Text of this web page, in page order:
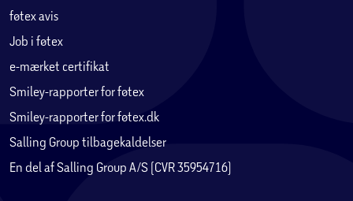
føtex avis
Job i føtex
e-mærket certifikat
Smiley-rapporter for føtex
Smiley-rapporter for føtex.dk
Salling Group tilbagekaldelser
En del af Salling Group A/S (CVR 35954716)